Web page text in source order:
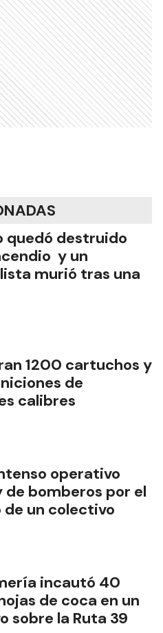
quedó destruido
y un
murió tras una
1200 cartuchos y
de
calibres
operativo
de bomberos por el
de un colectivo
incautó 40
de coca en un
sobre la Ruta 39